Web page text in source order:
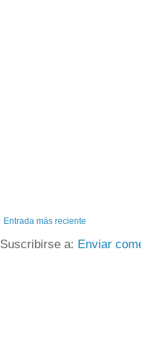
Entrada más reciente
Suscribirse a: Enviar